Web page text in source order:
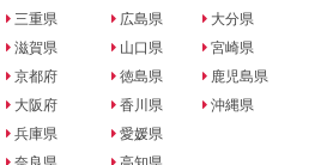
三重県
滋賀県
京都府
大阪府
兵庫県
広島県
山口県
徳島県
香川県
愛媛県
大分県
宮崎県
鹿児島県
沖縄県